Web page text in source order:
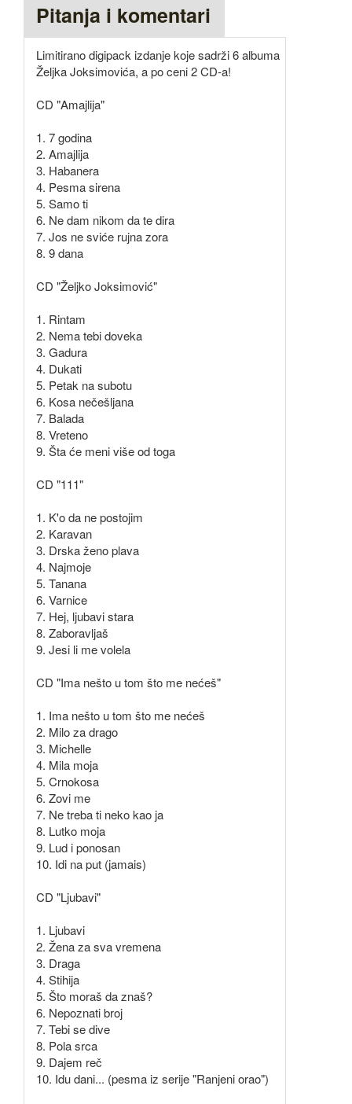
Pitanja i komentari
Limitirano digipack izdanje koje sadrži 6 albuma
Željka Joksimovića, a po ceni 2 CD-a!
CD "Amajlija"
1. 7 godina
2. Amajlija
3. Habanera
4. Pesma sirena
5. Samo ti
6. Ne dam nikom da te dira
7. Jos ne sviće rujna zora
8. 9 dana
CD "Željko Joksimović"
1. Rintam
2. Nema tebi doveka
3. Gadura
4. Dukati
5. Petak na subotu
6. Kosa nečešljana
7. Balada
8. Vreteno
9. Šta će meni više od toga
CD "111"
1. K'o da ne postojim
2. Karavan
3. Drska ženo plava
4. Najmoje
5. Tanana
6. Varnice
7. Hej, ljubavi stara
8. Zaboravljaš
9. Jesi li me volela
CD "Ima nešto u tom što me nećeš"
1. Ima nešto u tom što me nećeš
2. Milo za drago
3. Michelle
4. Mila moja
5. Crnokosa
6. Zovi me
7. Ne treba ti neko kao ja
8. Lutko moja
9. Lud i ponosan
10. Idi na put (jamais)
CD "Ljubavi"
1. Ljubavi
2. Žena za sva vremena
3. Draga
4. Stihija
5. Što moraš da znaš?
6. Nepoznati broj
7. Tebi se dive
8. Pola srca
9. Dajem reč
10. Idu dani... (pesma iz serije "Ranjeni orao")